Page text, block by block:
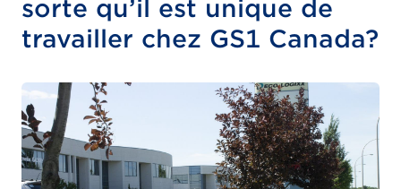
sorte qu’il est unique de
travailler chez GS1 Canada?